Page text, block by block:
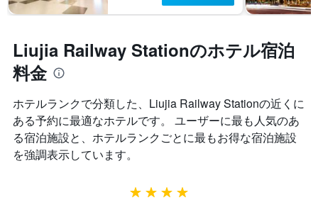
Liujia Railway Stationのホテル宿泊
料金
ホテルランクで分類した、Liujia Railway Station​の近くに
ある予約に最適なホテルです。 ユーザーに最も人気のあ
る宿泊施設と、ホテルランクごとに最もお得な宿泊施設
を強調表示しています。
4つ星